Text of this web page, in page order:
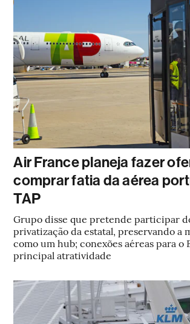
Air France planeja fazer
comprar fatia da aérea
TAP
Grupo disse que pretende participar
privatização da estatal, preservando a
como um hub; conexões aéreas para o
principal atratividade